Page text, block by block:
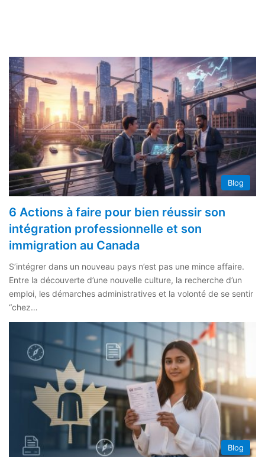
Blog
6 Actions à faire pour bien réussir son
intégration professionnelle et son
immigration au Canada
S’intégrer dans un nouveau pays n’est pas une mince affaire.
Entre la découverte d’une nouvelle culture, la recherche d’un
emploi, les démarches administratives et la volonté de se sentir
“chez…
Blog